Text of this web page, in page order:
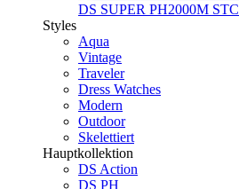
DS SUPER PH2000M STC
Styles
Aqua
Vintage
Traveler
Dress Watches
Modern
Outdoor
Skelettiert
Hauptkollektion
DS Action
DS PH